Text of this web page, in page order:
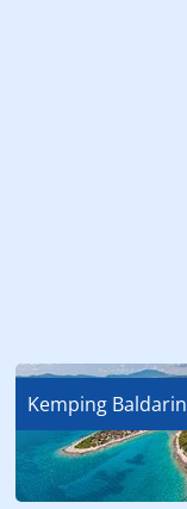
Kemping Baldarin